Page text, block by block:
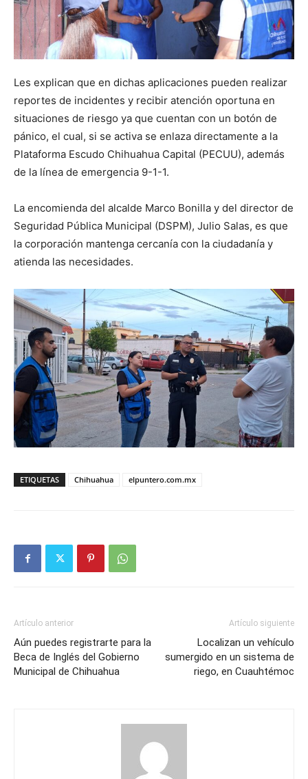
Les explican que en dichas aplicaciones pueden realizar
reportes de incidentes y recibir atención oportuna en
situaciones de riesgo ya que cuentan con un botón de
pánico, el cual, si se activa se enlaza directamente a la
Plataforma Escudo Chihuahua Capital (PECUU), además
de la línea de emergencia 9-1-1.
La encomienda del alcalde Marco Bonilla y del director de
Seguridad Pública Municipal (DSPM), Julio Salas, es que
la corporación mantenga cercanía con la ciudadanía y
atienda las necesidades.
ETIQUETAS Chihuahua elpuntero.com.mx
Artículo anterior
Aún puedes registrarte para la
Beca de Inglés del Gobierno
Municipal de Chihuahua
Artículo siguiente
Localizan un vehículo
sumergido en un sistema de
riego, en Cuauhtémoc